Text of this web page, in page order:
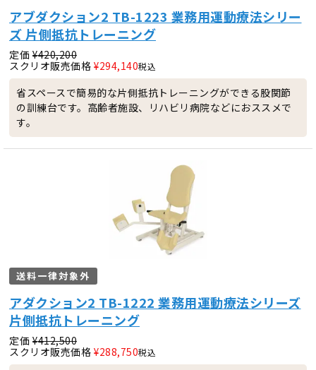
アブダクション2 TB-1223 業務用運動療法シリー
ズ 片側抵抗トレーニング
定価 ¥420,200
スクリオ販売価格 ¥294,140税込
省スペースで簡易的な片側抵抗トレーニングができる股関節
の訓練台です。高齢者施設、リハビリ病院などにおススメで
す。
送料一律対象外
アダクション2 TB-1222 業務用運動療法シリーズ
片側抵抗トレーニング
定価 ¥412,500
スクリオ販売価格 ¥288,750税込